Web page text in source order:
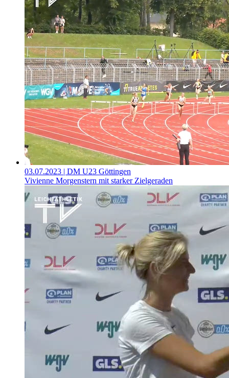
03.07.2023 | DM U23 Göttingen
Vivienne Morgenstern mit starker Zielgeraden